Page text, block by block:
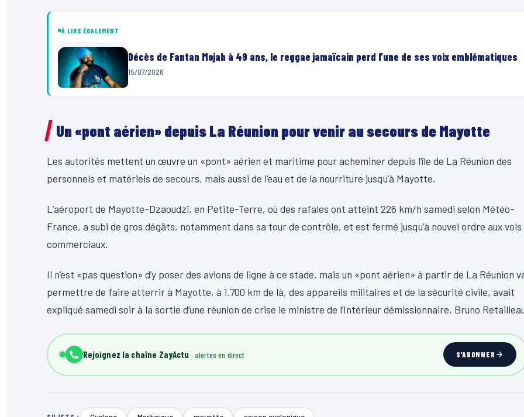
À LIRE ÉGALEMENT
Décès de Fantan Mojah à 49 ans, le reggae jamaïcain perd l’une de ses voix emblématiques
15/07/2026
Un «pont aérien» depuis La Réunion pour venir au secours de Mayotte
Les autorités mettent un œuvre un «pont» aérien et maritime pour acheminer depuis l’île de La Réunion des
personnels et matériels de secours, mais aussi de l’eau et de la nourriture jusqu’à Mayotte.
L’aéroport de Mayotte-Dzaoudzi, en Petite-Terre, où des rafales ont atteint 226 km/h samedi selon Météo-
France, a subi de gros dégâts, notamment dans sa tour de contrôle, et est fermé jusqu’à nouvel ordre aux vols
commerciaux.
Il n’est «pas question» d’y poser des avions de ligne à ce stade, mais un «pont aérien» à partir de La Réunion
permettre de faire atterrir à Mayotte, à 1.700 km de là, des appareils militaires et de la sécurité civile, avait
expliqué samedi soir à la sortie d’une réunion de crise le ministre de l’Intérieur démissionnaire, Bruno
Rejoignez la chaîne ZayActu S'ABONNER